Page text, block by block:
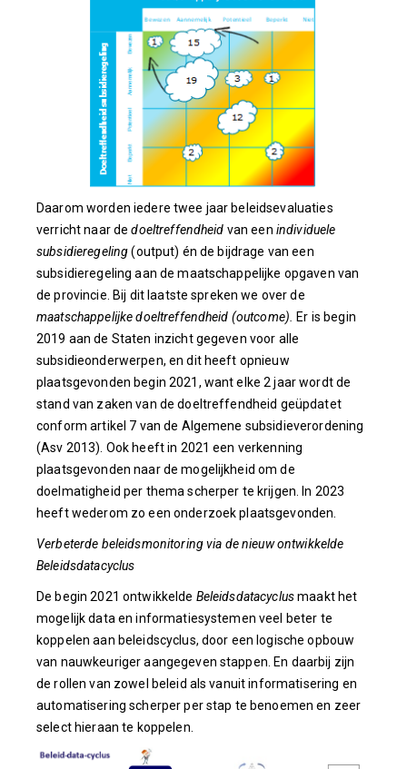
Daarom worden iedere twee jaar beleidsevaluaties
verricht naar dedoeltreffendheid van een individuele
subsidieregeling (output) én de bijdrage van een
subsidieregeling aan de maatschappelijke opgaven van
de provincie. Bij dit laatste spreken we over de
maatschappelijke doeltreffendheid (outcome). Er is begin
2019 aan de Staten inzicht gegeven voor alle
subsidieonderwerpen, en dit heeft opnieuw
plaatsgevonden begin 2021, want elke 2 jaar wordt de
stand van zaken van de doeltreffendheid geüpdatet
conform artikel 7 van de Algemene subsidieverordening
(Asv 2013). Ook heeft in 2021 een verkenning
plaatsgevonden naar de mogelijkheid om de
doelmatigheid per thema scherper te krijgen. In 2023
heeft wederom zo een onderzoek plaatsgevonden.
Verbeterde beleidsmonitoring via de nieuw ontwikkelde
Beleidsdatacyclus
De begin 2021 ontwikkelde Beleidsdatacyclusmaakt het
mogelijk data en informatiesystemen veel beter te
koppelen aan beleidscyclus, door een logische opbouw
van nauwkeuriger aangegeven stappen. En daarbij zijn
de rollen van zowel beleid als vanuit informatisering en
automatisering scherper per stap te benoemen en zeer
select hieraan te koppelen.